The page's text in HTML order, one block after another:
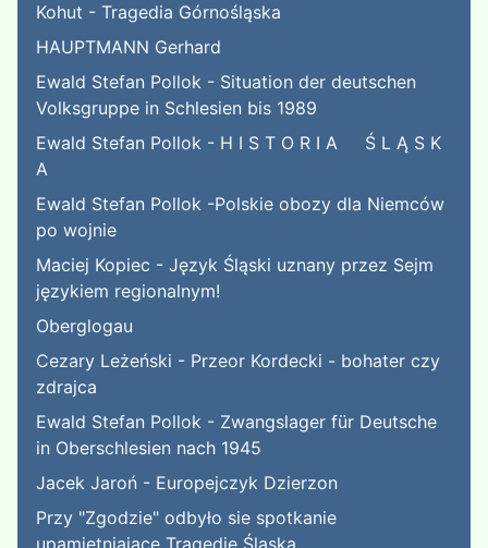
Kohut - Tragedia Górnośląska
HAUPTMANN Gerhard
Ewald Stefan Pollok - Situation der deutschen
Volksgruppe in Schlesien bis 1989
Ewald Stefan Pollok - H I S T O R I A Ś L Ą S K
A
Ewald Stefan Pollok -Polskie obozy dla Niemców
po wojnie
Maciej Kopiec - Język Śląski uznany przez Sejm
językiem regionalnym!
Oberglogau
Cezary Leżeński - Przeor Kordecki - bohater czy
zdrajca
Ewald Stefan Pollok - Zwangslager für Deutsche
in Oberschlesien nach 1945
Jacek Jaroń - Europejczyk Dzierzon
Przy "Zgodzie" odbyło sie spotkanie
upamiętniające Tragedię Śląską